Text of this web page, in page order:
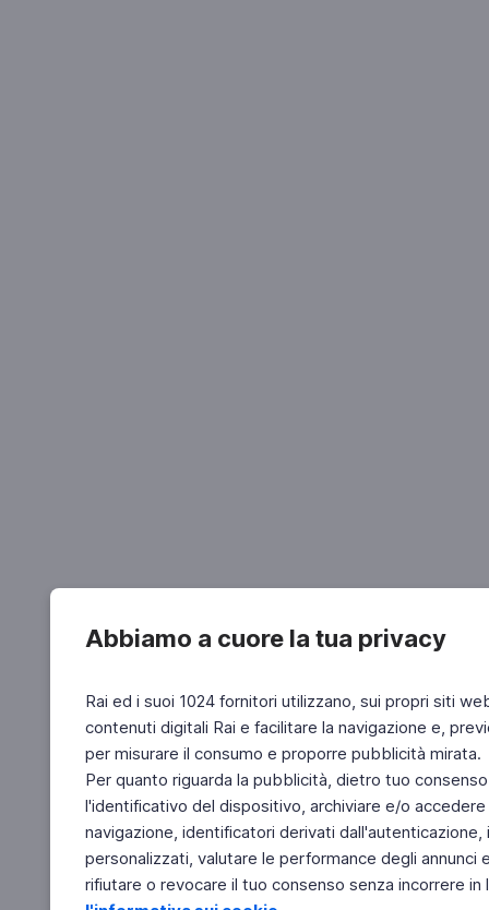
Abbiamo a cuore la tua privacy
Rai ed i suoi 1024 fornitori utilizzano, sui propri siti
contenuti digitali Rai e facilitare la navigazione e,
per misurare il consumo e proporre pubblicità mirata.
Per quanto riguarda la pubblicità, dietro tuo
l'identificativo del dispositivo, archiviare e/o
navigazione, identificatori derivati
personalizzati, valutare le performance degli
rifiutare o revocare il tuo consenso senza incorrere